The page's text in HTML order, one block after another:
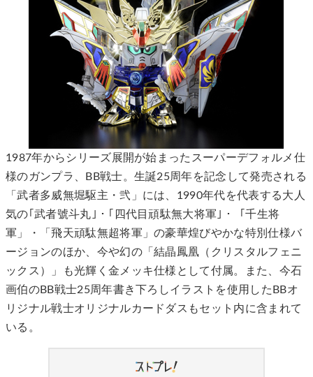
1987年からシリーズ展開が始まったスーパーデフォルメ仕
様のガンプラ、BB戦士。生誕25周年を記念して発売される
「武者多威無堀駆主・弐」には、1990年代を代表する大人
気の｢武者號斗丸｣・｢四代目頑駄無大将軍｣・「千生将
軍」・「飛天頑駄無超将軍」の豪華煌びやかな特別仕様バ
ージョンのほか、今や幻の「結晶鳳凰（クリスタルフェニ
ックス）」も光輝く金メッキ仕様として付属。また、今石
画伯のBB戦士25周年書き下ろしイラストを使用したBBオ
リジナル戦士オリジナルカードダスもセット内に含まれて
いる。